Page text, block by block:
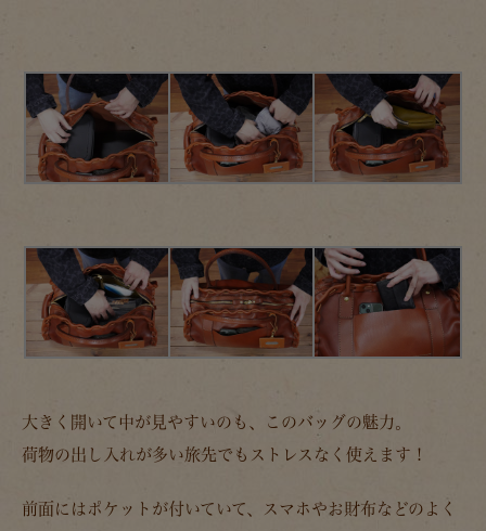
大きく開いて中が見やすいのも、このバッグの魅力。
荷物の出し入れが多い旅先でもストレスなく使えます！
前面にはポケットが付いていて、スマホやお財布などのよく